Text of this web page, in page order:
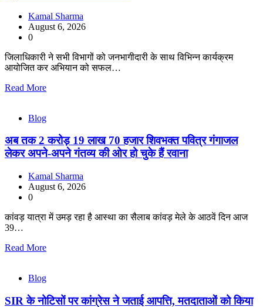
Kamal Sharma
August 6, 2026
0
जिलाधिकारी ने सभी विभागों को जनभागीदारी के साथ विभिन्न कार्यक्रम
आयोजित कर अभियान को सफल…
Read More
Blog
अब तक 2 करोड़ 19 लाख 70 हजार शिवभक्त पवित्र गंगाजल
लेकर अपने-अपने गंतव्य की ओर हो चुके हैं रवाना
Kamal Sharma
August 6, 2026
0
कांवड़ यात्रा में उमड़ रहा है आस्था का सैलाब कांवड़ मेले के आठवें दिन आज
39…
Read More
Blog
SIR के नोटिसों पर कांग्रेस ने जताई आपत्ति, मतदाताओं को किया